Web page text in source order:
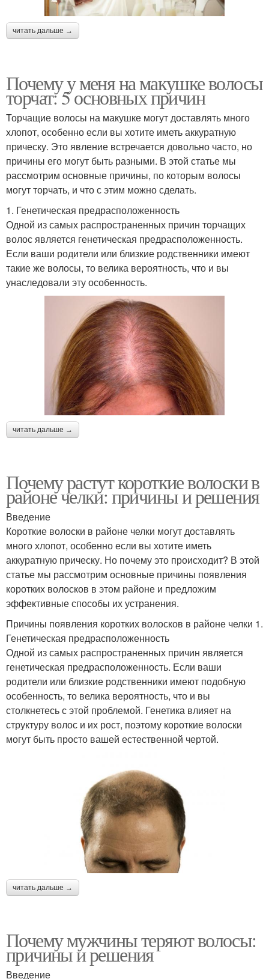
читать дальше →
Почему у меня на макушке волосы
торчат: 5 основных причин
Торчащие волосы на макушке могут доставлять много
хлопот, особенно если вы хотите иметь аккуратную
прическу. Это явление встречается довольно часто, но
причины его могут быть разными. В этой статье мы
рассмотрим основные причины, по которым волосы
могут торчать, и что с этим можно сделать.
1. Генетическая предрасположенность
Одной из самых распространенных причин торчащих
волос является генетическая предрасположенность.
Если ваши родители или близкие родственники имеют
такие же волосы, то велика вероятность, что и вы
унаследовали эту особенность.
читать дальше →
Почему растут короткие волоски в
районе челки: причины и решения
Введение
Короткие волоски в районе челки могут доставлять
много хлопот, особенно если вы хотите иметь
аккуратную прическу. Но почему это происходит? В этой
статье мы рассмотрим основные причины появления
коротких волосков в этом районе и предложим
эффективные способы их устранения.
Причины появления коротких волосков в районе челки 1.
Генетическая предрасположенность
Одной из самых распространенных причин является
генетическая предрасположенность. Если ваши
родители или близкие родственники имеют подобную
особенность, то велика вероятность, что и вы
столкнетесь с этой проблемой. Генетика влияет на
структуру волос и их рост, поэтому короткие волоски
могут быть просто вашей естественной чертой.
читать дальше →
Почему мужчины теряют волосы:
причины и решения
Введение